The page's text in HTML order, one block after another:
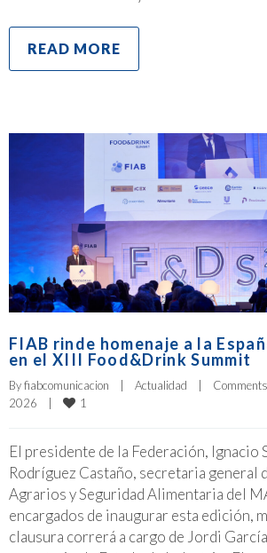
READ MORE
FIAB rinde homenaje a la
en el XIII Food&Drink Summit
By fiabcomunicacion Actualidad
2026
1
El presidente de la Federación, Ignacio
Rodríguez Castaño, secretaria general
Agrarios y Seguridad Alimentaria del
encargados de inaugurar esta edición,
clausura correrá a cargo de Jordi